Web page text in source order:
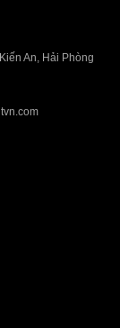
An, Hải Phòng